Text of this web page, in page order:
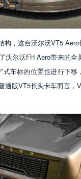
构，这台沃尔沃VT5
沃尔沃FH Aero带来的全
式车标的位置也进行下
通版VT5长头卡车而言，